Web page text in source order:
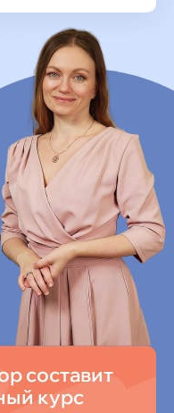
составит
курс